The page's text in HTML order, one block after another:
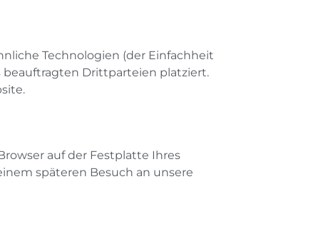
Technologien (der Einfachheit
beauftragten Drittparteien platziert.
auf der Festplatte Ihres
späteren Besuch an unsere